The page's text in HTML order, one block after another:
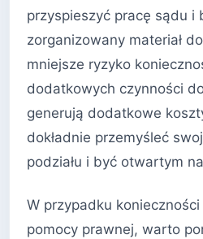
przyspieszyć pracę sądu i
zorganizowany materiał
mniejsze ryzyko
dodatkowych czynności
generują dodatkowe
dokładnie przemyśleć
podziału i być otwartym
W przypadku
pomocy prawnej, warto